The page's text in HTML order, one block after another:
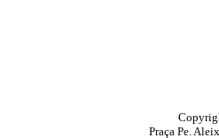
Praça Pe.